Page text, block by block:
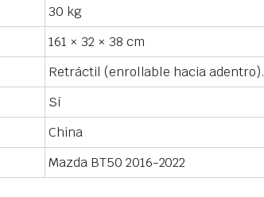
30 kg
161 × 32 × 38 cm
Retráctil (enrollable hacia adentro).
Sí
China
Mazda BT50 2016-2022